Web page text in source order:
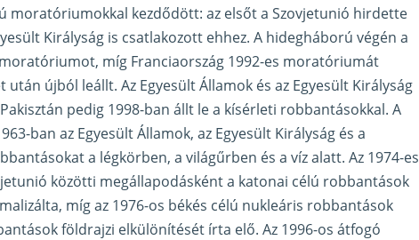
moratóriumokkal kezdődött: az elsőt a Szovjetunió hirdette
Királyság is csatlakozott ehhez. A hidegháború végén a
míg Franciaország 1992-es moratóriumát
újból leállt. Az Egyesült Államok és az Egyesült Királyság
pedig 1998-ban állt le a kísérleti robbantásokkal. A
ban az Egyesült Államok, az Egyesült Királyság és a
a légkörben, a világűrben és a víz alatt. Az 1974-es
közötti megállapodásként a katonai célú robbantások
míg az 1976-os békés célú nukleáris robbantások
földrajzi elkülönítését írta elő. Az 1996-os átfogó